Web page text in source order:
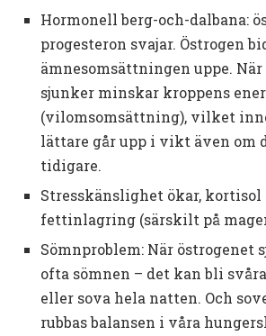
Hormonell berg-och-dalbana:
progesteron svajar. Östrogen
ämnesomsättningen uppe.
sjunker minskar kroppens
(vilomsomsättning), vilket
lättare går upp i vikt även om
tidigare.
Stresskänslighet ökar,
fettinlagring (särskilt på
Sömnproblem: När östrogenet
ofta sömnen – det kan bli
eller sova hela natten. Och
rubbas balansen i våra